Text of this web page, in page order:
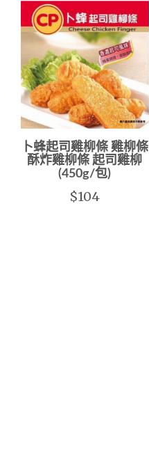
卜蜂起司雞柳條 雞柳條
酥炸雞柳條 起司雞柳
(450g/包)
$104